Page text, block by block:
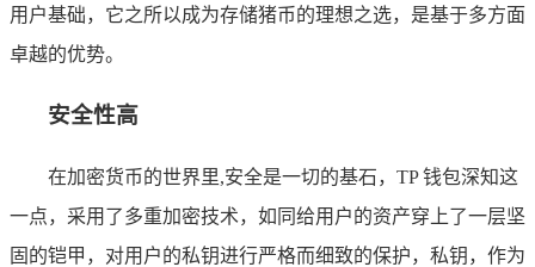
用户基础，它之所以成为存储猪币的理想之选，是基于多方面
卓越的优势。
安全性高
在加密货币的世界里,安全是一切的基石，TP 钱包深知这
一点，采用了多重加密技术，如同给用户的资产穿上了一层坚
固的铠甲，对用户的私钥进行严格而细致的保护，私钥，作为